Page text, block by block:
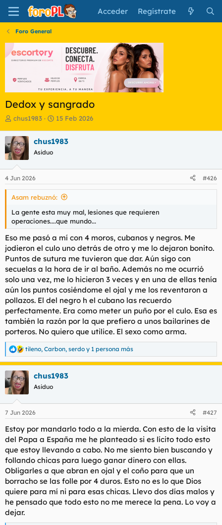
Acceder Regístrate
Foro General
Dedox y sangrado
I
i
c
i
a
d
o
r
d
l
t
m
a
chus1983
F
h
e
n
i
o
15 Feb 2026
chus1983
Asiduo
4 Jun 2026 #426
Asam rebuznó:
La gente esta muy mal, lesiones que requieren
operaciones....que mundo...
Eso me pasó a mí con 4 moros, cubanos y negros. Me
jodieron el culo uno detrás de otro y me lo dejaron bonito.
Puntos de sutura me tuvieron que dar. Aún sigo con
secuelas a la hora de ir al baño. Además no me ocurrió
solo una vez, me lo hicieron 3 veces y en una de ellas tenía
aún los puntos cosiéndome el ojal y me los reventaron a
pollazos. El del negro h el cubano las recuerdo
perfectamente. Era como meter un puño por el culo. Esa es
también la razón por la que prefiero a unos bailarines de
porteros. No quiero que utilice. El sexo como arma.
R
e
a
c
c
i
e
:
tileno, Carbon, serdo y 1 persona más
chus1983
Asiduo
7 Jun 2026 #427
Estoy por mandarlo todo a la mierda. Con esto de la visita
del Papa a España me he planteado si es lícito todo esto
que estoy llevando a cabo. No me siento bien buscando y
follando chicas para luego ganar dinero con ellas.
Obligarles a que abran en ojal y el coño para que un
borracho se las folle por 4 duros. Esto no es lo que Dios
quiere para mí ni para esas chicas. Llevo dos días malos y
he pensado que todo esto no me merece la pena. Lo voy a
dejar.